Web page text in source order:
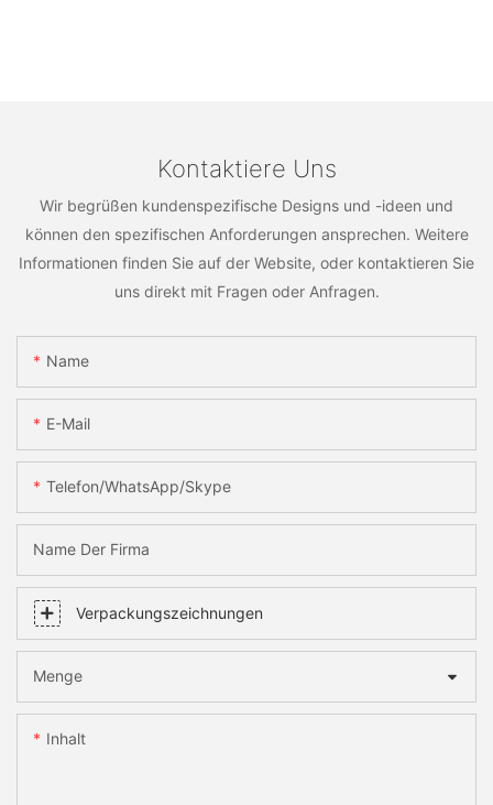
Kontaktiere Uns
Wir begrüßen kundenspezifische Designs und -ideen und
können den spezifischen Anforderungen ansprechen. Weitere
Informationen finden Sie auf der Website, oder kontaktieren Sie
uns direkt mit Fragen oder Anfragen.
Name
E-Mail
Telefon/WhatsApp/Skype
Name Der Firma
Verpackungszeichnungen
Menge
Inhalt